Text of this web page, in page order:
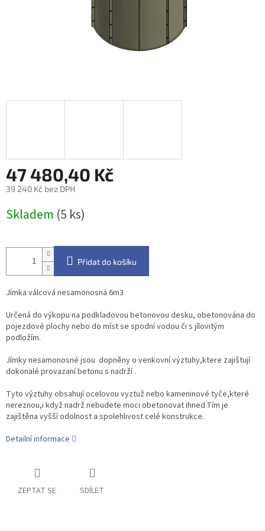
47 480,40 Kč
39 240 Kč bez DPH
cena:
Skladem (5 ks)
Přidat do košíku
Jímka válcová nesamonosná 6m3
Určená do výkopu na podkladovou betonovou desku, obetonována do
pojezdové plochy nebo do míst se spodní vodou či s jílovitým
podložím.
Jímky nesamonosné jsou dopněny o venkovní výztuhy,ktere zajištují
dokonalé provazaní betonu s nadrží .
Tyto výztuhy obsahují ocelovou vyztuž nebo kameninové tyče,které
nereznou,i když nadrž nebudete moci obetonovat ihned.Tím je
zajištěna vyšší odolnost a spolehlivost celé konstrukce.
Detailní informace
ZEPTAT SE SDÍLET